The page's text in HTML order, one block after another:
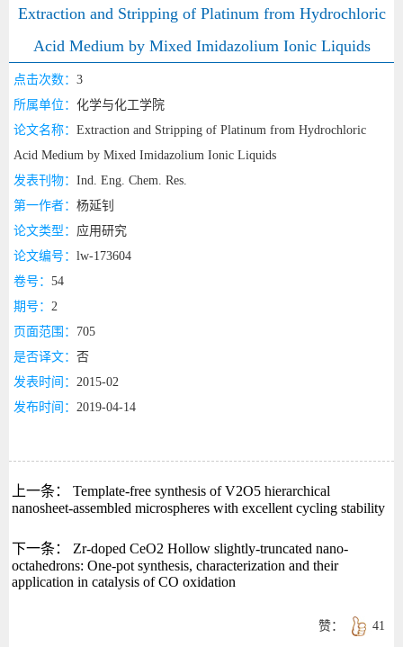
Extraction and Stripping of Platinum from Hydrochloric
Acid Medium by Mixed Imidazolium Ionic Liquids
点击次数： 3
所属单位： 化学与化工学院
论文名称： Extraction and Stripping of Platinum from Hydrochloric
Acid Medium by Mixed Imidazolium Ionic Liquids
发表刊物： Ind. Eng. Chem. Res.
第一作者： 杨延钊
论文类型： 应用研究
论文编号： lw-173604
卷号： 54
期号： 2
页面范围： 705
是否译文： 否
发表时间： 2015-02
发布时间： 2019-04-14
上一条：
Template-free synthesis of V2O5 hierarchical
nanosheet-assembled microspheres with excellent cycling stability
下一条：
Zr-doped CeO2 Hollow slightly-truncated nano-
octahedrons: One-pot synthesis, characterization and their
application in catalysis of CO oxidation
41
赞：